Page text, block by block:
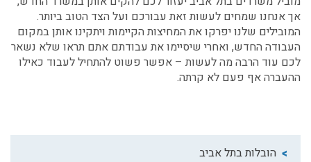
הובלות בתל אביב
אך אנחנו שמחים לעשות זאת עבורכם ועל הצד הטוב ביותר.
המובילים שלנו יפרקו את המחיצות הקיימות ויתקינו אותן במקום
העבודה החדש, ואחרי שיסיימו את עבודתם אתם תראו שלא נשאר
לכם עוד הרבה מה לעשות – אפשר פשוט להתחיל לעבוד כאילו
ההעברה אף פעם לא קרתה.